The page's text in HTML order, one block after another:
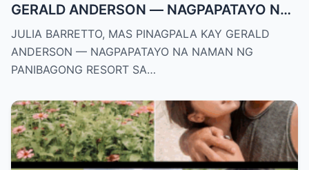
GERALD ANDERSON — NAGPAPATAYO NA
NAMAN NG PANIBAGONG RESORT SA
ZAMBALES!
JULIA BARRETTO, MAS PINAGPALA KAY GERALD
ANDERSON — NAGPAPATAYO NA NAMAN NG
PANIBAGONG RESORT SA…